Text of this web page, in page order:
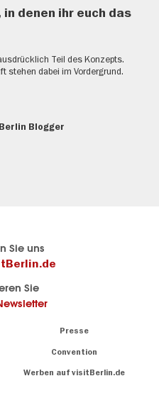
denen ihr euch das
Teil des Konzepts.
stehen dabei im Vordergrund.
Berlin Blogger
Sie uns
Sie
Presse
Convention
Werben auf visitBerlin.de